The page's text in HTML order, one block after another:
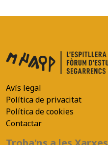
Avís legal
Política de privacitat
Política de cookies
Contactar